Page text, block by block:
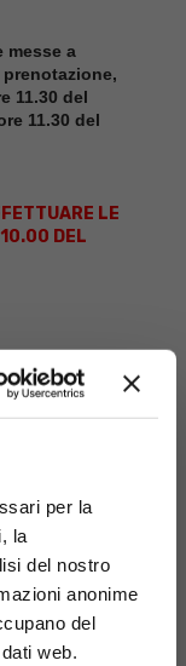
per la
la
del nostro
anonime
del
web.
messe a
11.30 del
11.30 del
LE
10.00 DEL